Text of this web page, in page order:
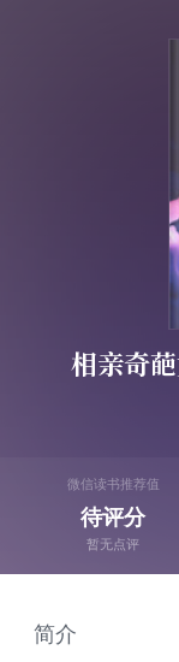
相亲奇
微信读书推荐值
待评分
暂无点评
简介